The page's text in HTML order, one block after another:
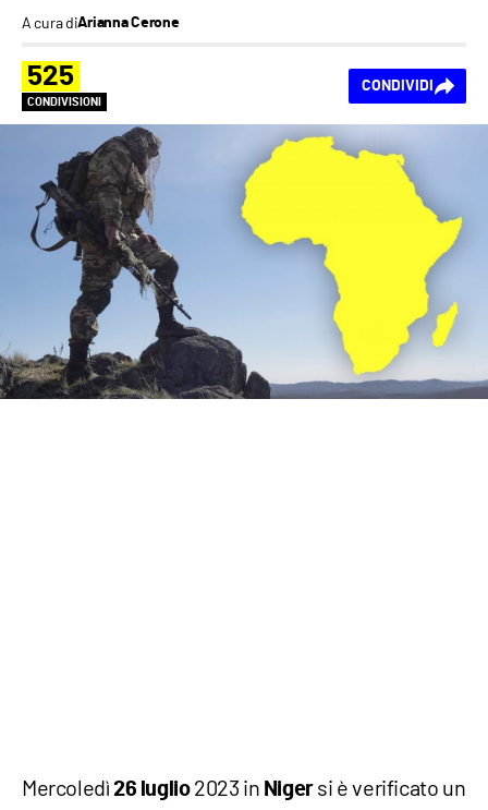
A cura diArianna Cerone
525
CONDIVISIONI
CONDIVIDI
Mercoledì 26 luglio2023 in Nigersi è verificato un